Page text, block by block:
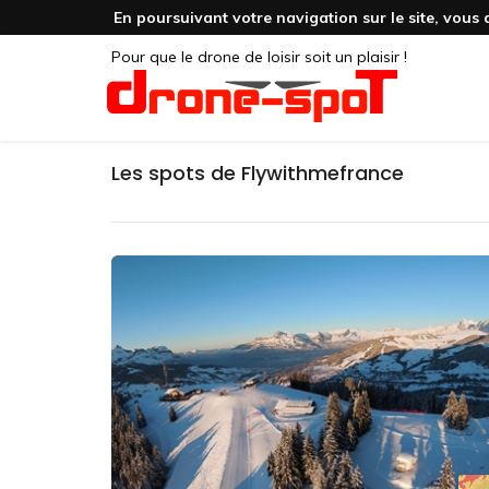
En poursuivant votre navigation sur le site, vous
Pour que le drone de loisir soit un plaisir !
Les spots de Flywithmefrance